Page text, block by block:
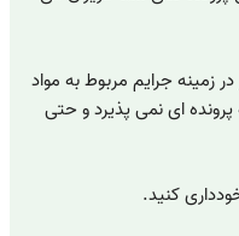
زمینه جرایم مربوط به مواد
پرونده ای نمی پذیرد و حتی
کنید.